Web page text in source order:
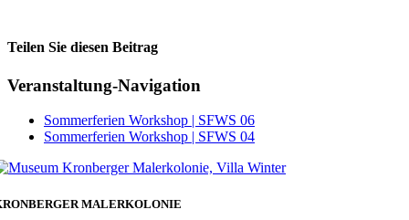
Teilen Sie diesen Beitrag
Facebook
Veranstaltung-Navigation
Sommerferien Workshop | SFWS 06
Sommerferien Workshop | SFWS 04
MALERKOLONIE